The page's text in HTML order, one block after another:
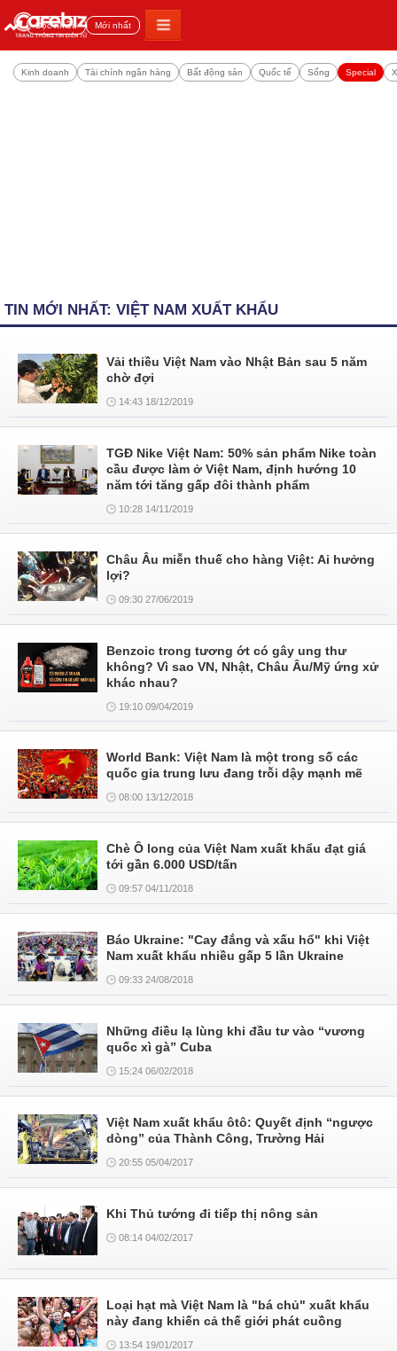
Đọc nhiều Mới nhất
Kinh doanh Tài chính ngân hàng Bất động sản Quốc tế Sống Special
TIN MỚI NHẤT: VIỆT NAM XUẤT KHẨU
Vải thiều Việt Nam vào Nhật Bản sau 5 năm
chờ đợi
14:43 18/12/2019
TGĐ Nike Việt Nam: 50% sản phẩm Nike toàn
cầu được làm ở Việt Nam, định hướng 10
năm tới tăng gấp đôi thành phẩm
10:28 14/11/2019
Châu Âu miễn thuế cho hàng Việt: Ai hưởng
lợi?
09:30 27/06/2019
Benzoic trong tương ớt có gây ung thư
không? Vì sao VN, Nhật, Châu Âu/Mỹ ứng xử
khác nhau?
19:10 09/04/2019
World Bank: Việt Nam là một trong số các
quốc gia trung lưu đang trỗi dậy mạnh mẽ
08:00 13/12/2018
Chè Ô long của Việt Nam xuất khẩu đạt giá
tới gần 6.000 USD/tấn
09:57 04/11/2018
Báo Ukraine: "Cay đắng và xấu hổ" khi Việt
Nam xuất khẩu nhiều gấp 5 lần Ukraine
09:33 24/08/2018
Những điều lạ lùng khi đầu tư vào “vương
quốc xì gà” Cuba
15:24 06/02/2018
Việt Nam xuất khẩu ôtô: Quyết định “ngược
dòng” của Thành Công, Trường Hải
20:55 05/04/2017
Khi Thủ tướng đi tiếp thị nông sản
08:14 04/02/2017
Loại hạt mà Việt Nam là "bá chủ" xuất khẩu
này đang khiến cả thế giới phát cuồng
13:54 19/01/2017